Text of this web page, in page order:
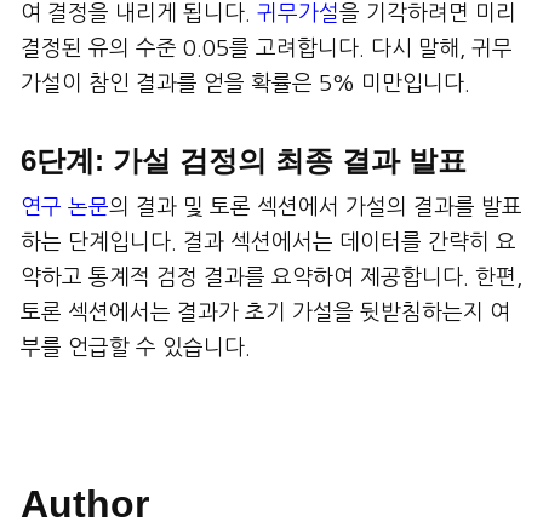
여 결정을 내리게 됩니다. 귀무가설을 기각하려면 미리
결정된 유의 수준 0.05를 고려합니다. 다시 말해, 귀무
가설이 참인 결과를 얻을 확률은 5% 미만입니다.
6단계: 가설 검정의 최종 결과 발표
연구 논문의 결과 및 토론 섹션에서 가설의 결과를 발표
하는 단계입니다. 결과 섹션에서는 데이터를 간략히 요
약하고 통계적 검정 결과를 요약하여 제공합니다. 한편,
토론 섹션에서는 결과가 초기 가설을 뒷받침하는지 여
부를 언급할 수 있습니다.
Author